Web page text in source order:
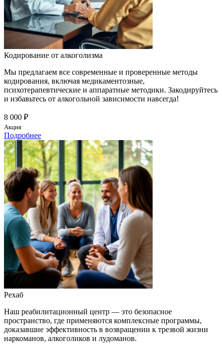
Кодирование от алкоголизма
Мы предлагаем все современные и проверенные методы
кодирования, включая медикаментозные,
психотерапевтические и аппаратные методики. Закодируйтесь
и избавьтесь от алкогольной зависимости навсегда!
8 000 ₽
Акция
Подробнее
Рехаб
Наш реабилитационный центр — это безопасное
пространство, где применяются комплексные программы,
доказавшие эффективность в возвращении к трезвой жизни
наркоманов, алкоголиков и лудоманов.